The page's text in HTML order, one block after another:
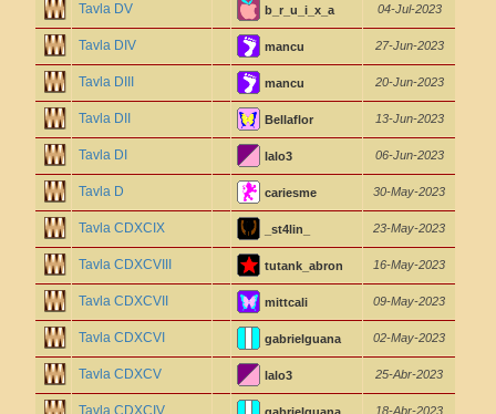
Tavla DV b_r_u_i_x_a 04-Jul-2023
Tavla DIV mancu 27-Jun-2023
Tavla DIII mancu 20-Jun-2023
Tavla DII Bellaflor 13-Jun-2023
Tavla DI lalo3 06-Jun-2023
Tavla D cariesme 30-May-2023
Tavla CDXCIX _st4lin_ 23-May-2023
Tavla CDXCVIII tutank_abron 16-May-2023
Tavla CDXCVII mittcali 09-May-2023
Tavla CDXCVI gabrielguana 02-May-2023
Tavla CDXCV lalo3 25-Abr-2023
Tavla CDXCIV 18-Abr-2023